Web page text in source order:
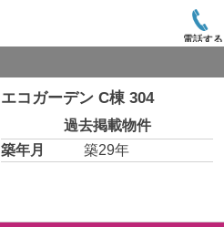
電話する
エコガーデン C棟 304
過去掲載物件
築年月
築29年